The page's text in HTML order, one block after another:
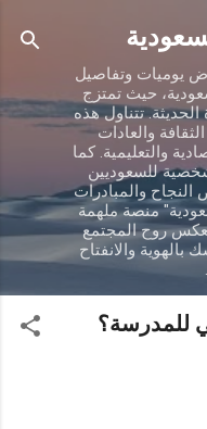
يوميات وتفاصيل
حيث تمتزج
تتناول هذه
والعادات
والتعليمية. كما
للسعوديين
والمبادرات
منصة ملهمة
روح المجتمع
والانفتاح
للمدرسة؟